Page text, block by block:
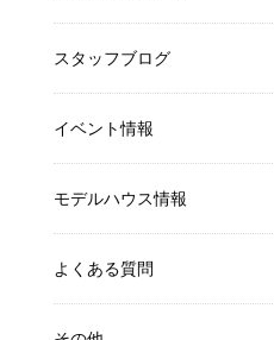
スタッフブログ
イベント情報
モデルハウス情報
よくある質問